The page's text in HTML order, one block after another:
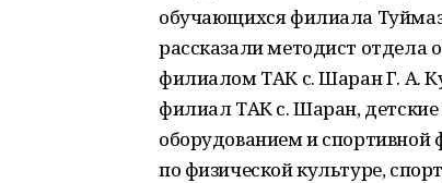
обучающихся филиала
рассказали методист отдела
филиалом ТАК с. Шаран Г. А.
филиал ТАК с. Шаран,
оборудованием и
по физической культуре,